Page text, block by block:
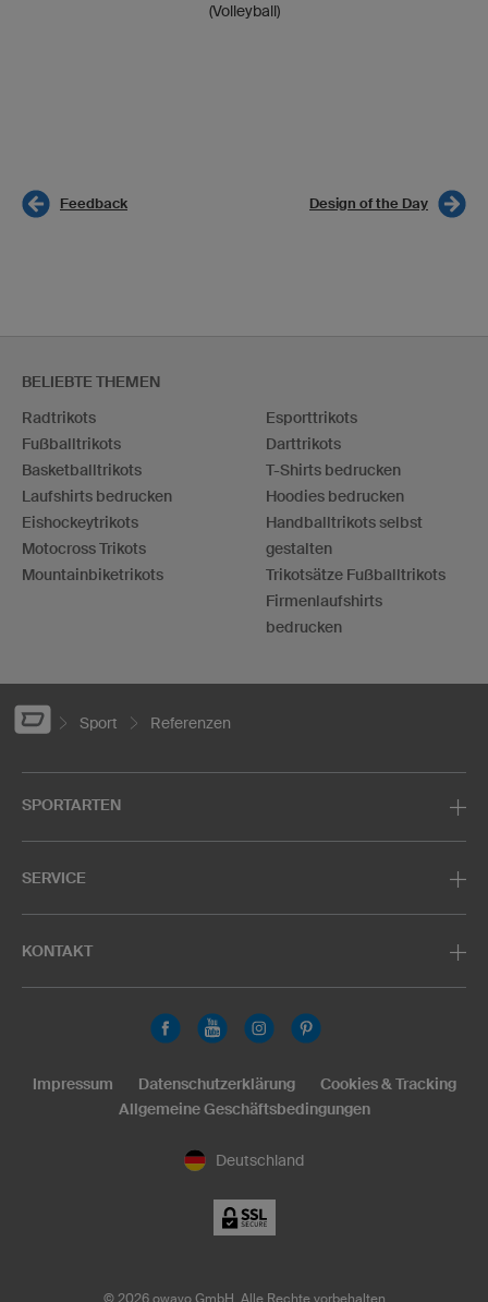
(Volleyball)
Feedback Design of the Day
BELIEBTE THEMEN
Radtrikots
Fußballtrikots
Basketballtrikots
Laufshirts bedrucken
Eishockeytrikots
Motocross Trikots
Mountainbiketrikots
Esporttrikots
Darttrikots
T-Shirts bedrucken
Hoodies bedrucken
Handballtrikots selbst
gestalten
Trikotsätze Fußballtrikots
Firmenlaufshirts
bedrucken
Sport Referenzen
SPORTARTEN
SERVICE
KONTAKT
Deutschland
Impressum Datenschutzerklärung
Cookies & Tracking
Allgemeine Geschäftsbedingungen
© 2026owayo GmbH. Alle Rechte vorbehalten